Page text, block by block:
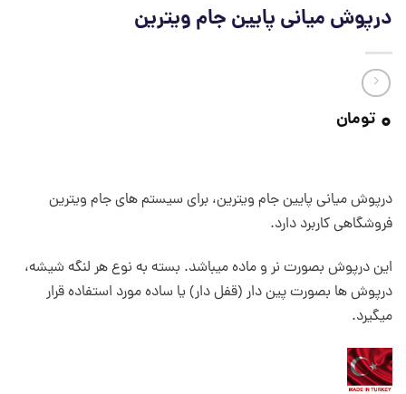
درپوش میانی پایین جام ویترین
0 تومان
درپوش میانی پایین جام ویترین، برای سیستم های جام ویترین
فروشگاهی کاربرد دارد.
این درپوش بصورت نر و ماده میباشد. بسته به نوع هر لنگه شیشه،
درپوش ها بصورت پین دار (قفل دار) یا ساده مورد استفاده قرار
میگیرد.